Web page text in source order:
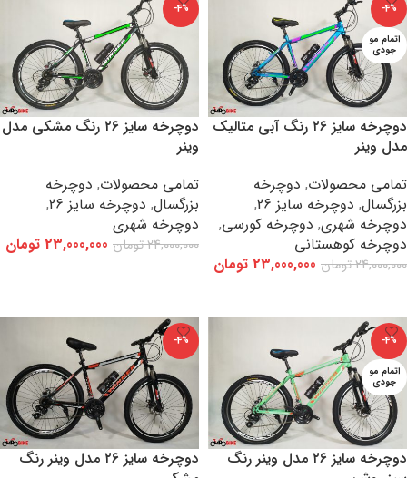
-4%
اتمام مو
جودی
دوچرخه سایز ۲۶ رنگ آبی متالیک
مدل وینر
تمامی محصولات, دوچرخه
بزرگسال, دوچرخه سایز 26
,
دوچرخه شهری, دوچرخه کورسی,
دوچرخه کوهستانی
24,000,000تومان 23,000,000 تومان
-4%
دوچرخه سایز ۲۶ رنگ مشکی مدل
وینر
تمامی محصولات, دوچرخه
بزرگسال, دوچرخه سایز 26
,
دوچرخه شهری
24,000,000تومان 23,000,000 تومان
-4%
اتمام مو
جودی
دوچرخه سایز ۲۶ مدل وینر رنگ
-4%
دوچرخه سایز ۲۶ مدل وینر رنگ